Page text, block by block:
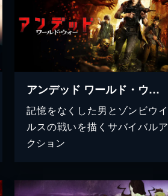
アンデッド ワールド・ウォー
記憶をなくした男とゾンビウイ
ルスの戦いを描くサバイバルア
クション